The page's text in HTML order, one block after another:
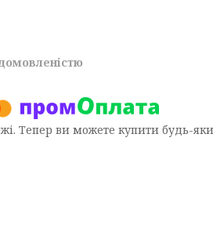
Тепер ви можете купити будь-